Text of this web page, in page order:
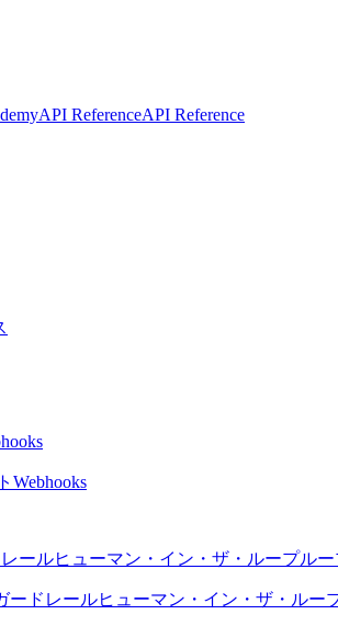
API ReferenceAPI Reference
Webhooks
ールヒューマン・イン・ザ・ループルー
ードレールヒューマン・イン・ザ・ルー